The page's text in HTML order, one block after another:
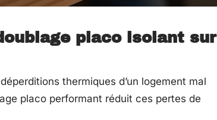
placo isolant sur
thermiques d’un logement mal
placo performant réduit ces pertes de